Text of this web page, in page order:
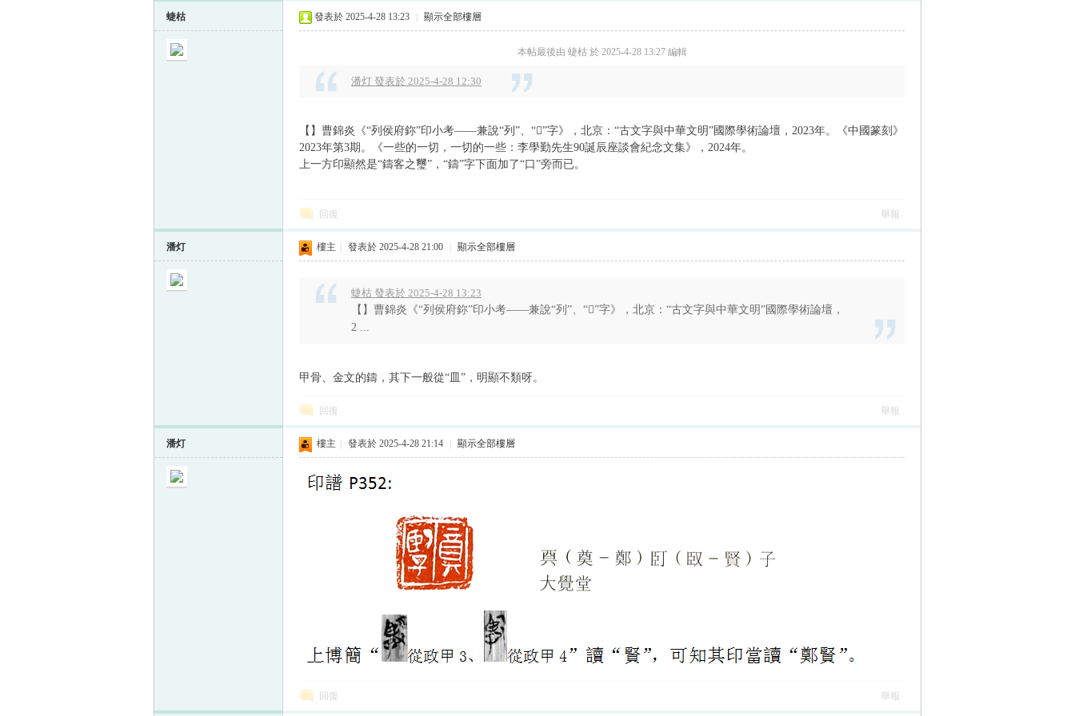
蜨枯 發表於 2025-4-28 13:23 顯示全部樓層
本帖最後由 蜨枯 於 2025-4-28 13:27 編輯
潘灯 發表於 2025-4-28 12:30
【】曹錦炎《“列侯府鉨”印小考——兼說“列”、“𥞥”字》，北京：“古文字與中華文明”國際學術論壇，2023年。《中國篆刻》
2023年第3期。《一些的一切，一切的一些：李學勤先生90誕辰座談會紀念文集》，2024年。
上一方印顯然是“鑄客之璽”，“鑄”字下面加了“口”旁而已。
回復 舉報
潘灯 樓主 發表於 2025-4-28 21:00 顯示全部樓層
蜨枯 發表於 2025-4-28 13:23
【】曹錦炎《“列侯府鉨”印小考——兼說“列”、“𥞥”字》，北京：“古文字與中華文明”國際學術論壇，
2 ...
甲骨、金文的鑄，其下一般從“皿”，明顯不類呀。
回復 舉報
潘灯 樓主 發表於 2025-4-28 21:14 顯示全部樓層
回復 舉報